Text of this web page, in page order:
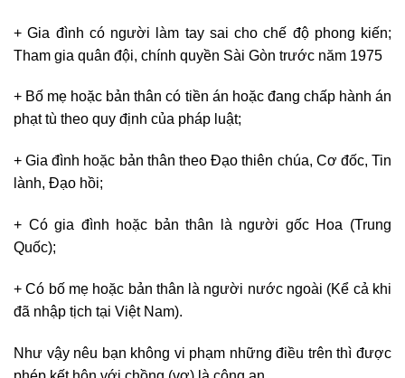
+ Gia đình có người làm tay sai cho chế độ phong kiến;
Tham gia quân đội, chính quyền Sài Gòn trước năm 1975
+ Bố mẹ hoặc bản thân có tiền án hoặc đang chấp hành án
phạt tù theo quy định của pháp luật;
+ Gia đình hoặc bản thân theo Đạo thiên chúa, Cơ đốc, Tin
lành, Đạo hồi;
+ Có gia đình hoặc bản thân là người gốc Hoa (Trung
Quốc);
+ Có bố mẹ hoặc bản thân là người nước ngoài (Kể cả khi
đã nhập tịch tại Việt Nam).
Như vậy nêu bạn không vi phạm những điều trên thì được